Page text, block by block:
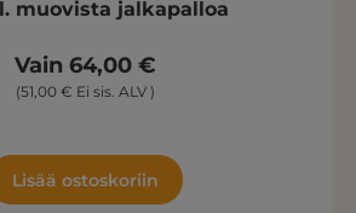
muovista jalkapalloa
Vain 64,00 €
(51,00 € Ei sis. ALV )
Lisää ostoskoriin